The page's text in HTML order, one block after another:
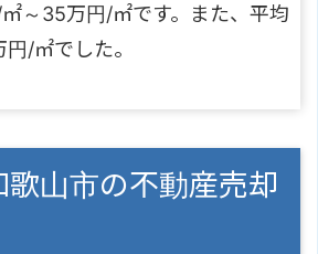
～35万円/㎡です。また、平均
/㎡でした。
山市の不動産売却